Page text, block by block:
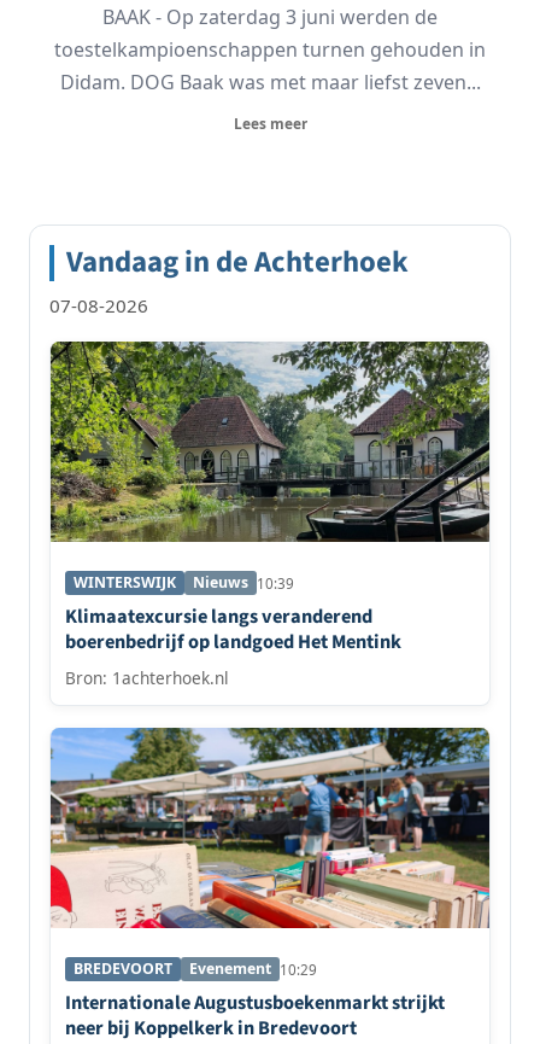
BAAK - Op zaterdag 3 juni werden de
toestelkampioenschappen turnen gehouden in
Didam. DOG Baak was met maar liefst zeven...
Lees meer
Vandaag in de Achterhoek
07-08-2026
WINTERSWIJK Nieuws 10:39
Klimaatexcursie langs veranderend
boerenbedrijf op landgoed Het Mentink
Bron: 1achterhoek.nl
BREDEVOORT Evenement 10:29
Internationale Augustusboekenmarkt strijkt
neer bij Koppelkerk in Bredevoort